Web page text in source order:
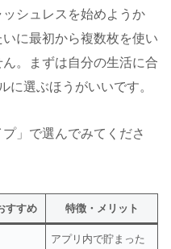
シュレスを始めようか
に最初から複数枚を使い
。まずは自分の生活に合
に選ぶほうがいいです。
」で選んでみてくださ
すすめ 特徴・メリット
アプリ内で貯まった